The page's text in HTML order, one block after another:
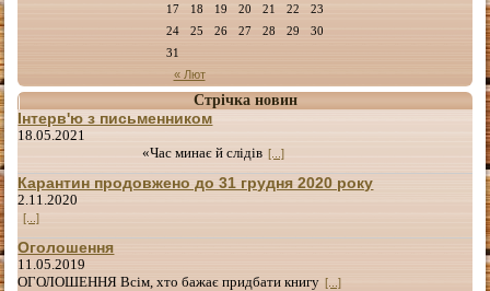
« Лют
17
18 19 20 21 22
23
24
25 26 27 28 29
30
31
Стрічка новин
Інтерв'ю з письменником
18.05.2021
«Час минає й слідів [...]
Карантин продовжено до 31 грудня 2020 року
2.11.2020
[...]
Оголошення
11.05.2019
ОГОЛОШЕННЯ Всім, хто бажає придбати книгу [...]